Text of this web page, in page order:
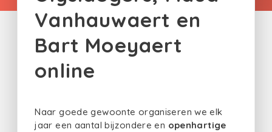
Vanhauwaert en
Bart Moeyaert
online
Naar goede gewoonte organiseren we elk
jaar een aantal bijzondere en openhartige